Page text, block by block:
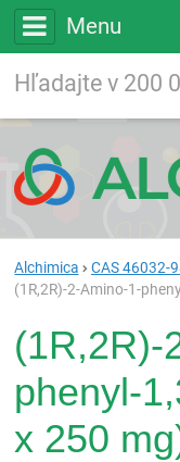
Menu
Alchimica
CAS 46032-
(1R,2R)-2-Amino-1-
(1R,2R)-
phenyl-
x 250